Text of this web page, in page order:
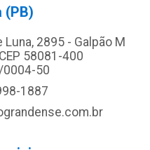
(PB)
2895 - Galpão M
58081-400
0004-50
1887